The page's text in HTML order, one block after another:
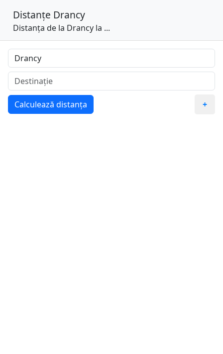
Distanțe Drancy
Distanța de la Drancy la ...
Calculează distanța +